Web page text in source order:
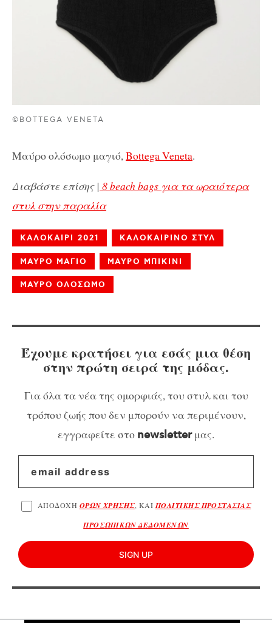
©BOTTEGA VENETA
Μαύρο ολόσωμο μαγιό,Bottega Veneta.
Διαβάστε επίσης | 8 beach bags για τα ωραιότερα
στυλ στην παραλία
ΚΑΛΟΚΑΙΡΙ 2021 ΚΑΛΟΚΑΙΡΙΝΟ ΣΤΥΛ
ΜΑΥΡΟ ΜΑΓΙΟ ΜΑΥΡΟ ΜΠΙΚΙΝΙ
ΜΑΥΡΟ ΟΛΟΣΩΜΟ
Έχουμε κρατήσει για εσάς μια θέση
στην πρώτη σειρά της μόδας.
Για όλα τα νέα της ομορφιάς, του στυλ και του
τρόπου ζωής που δεν μπορούν να περιμένουν,
εγγραφείτε στο newsletterμας.
ΑΠΟΔΟΧΗ ΟΡΩΝ ΧΡΗΣΗΣ, ΚΑΙ ΠΟΛΙΤΙΚΗΣ ΠΡΟΣΤΑΣΙΑΣ
ΠΡΟΣΩΠΙΚΩΝ ΔΕΔΟΜΕΝΩΝ
SIGN UP